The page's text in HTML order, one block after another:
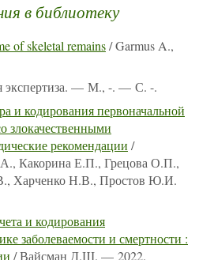
в библиотеку
of skeletal remains/ Garmus A.,
экспертиза. — М., -. — С. -.
кодирования первоначальной
злокачественными
рекомендации /
Какорина Е.П., Грецова О.П.,
Харченко Н.В., Простов Ю.И.
и кодирования
заболеваемости и смертности :
/ Вайсман Д.Ш. — 2022.